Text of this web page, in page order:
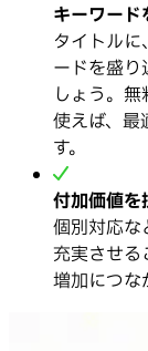
キーワード
タイトル
ードを盛
しょう。無
使えば、最
す。
付加価値を
個別対応な
充実させる
増加につな